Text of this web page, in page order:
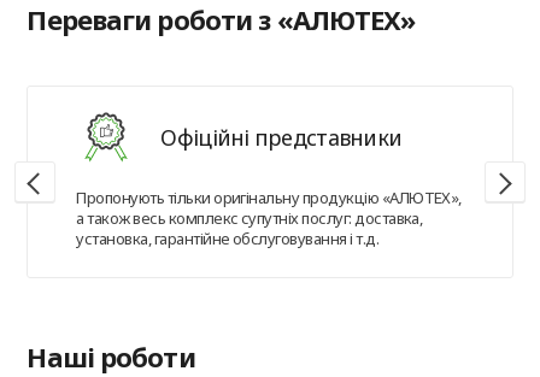
Переваги роботи з «АЛЮТЕХ»
Офіційні представники
Пропонують тільки оригінальну продукцію «АЛЮТЕХ»,
а також весь комплекс супутніх послуг: доставка,
установка, гарантійне обслуговування і т.д.
Наші роботи